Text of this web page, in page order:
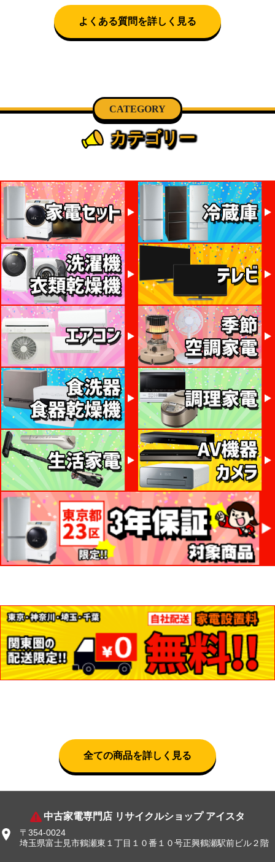
話にて日時決定に関するご連絡をさせて頂きます。
よくある質問を詳しく見る
CATEGORY
カテゴリー
全ての商品を詳しく見る
中古家電専門店 リサイクルショップ アイスタ
〒354-0024
埼玉県富士見市鶴瀬東１丁目１０番１０号正興鶴瀬駅前ビル２階